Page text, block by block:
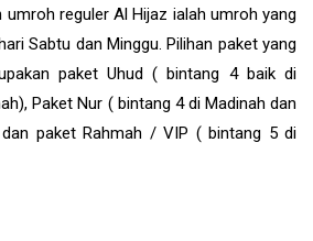
umroh reguler Al Hijaz ialah umroh yang
Sabtu dan Minggu. Pilihan paket yang
paket Uhud ( bintang 4 baik di
Paket Nur ( bintang 4 di Madinah dan
paket Rahmah / VIP ( bintang 5 di